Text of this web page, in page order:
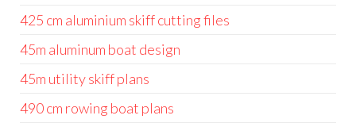
425 cm aluminium skiff cutting files
45m aluminum boat design
45m utility skiff plans
490 cm rowing boat plans